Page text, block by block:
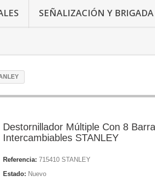
SEÑALIZACIÓN Y BRIGADA
Destornillador Múltiple Con 8
Intercambiables STANLEY
Referencia: 715410 STANLEY
Estado: Nuevo